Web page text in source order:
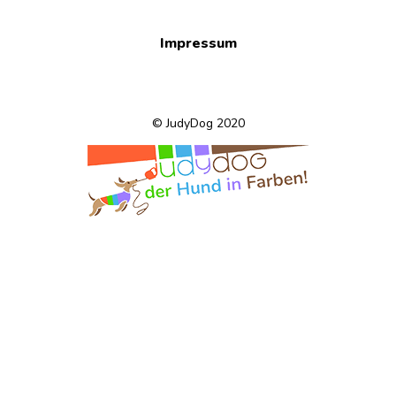
Impressum
© JudyDog 2020